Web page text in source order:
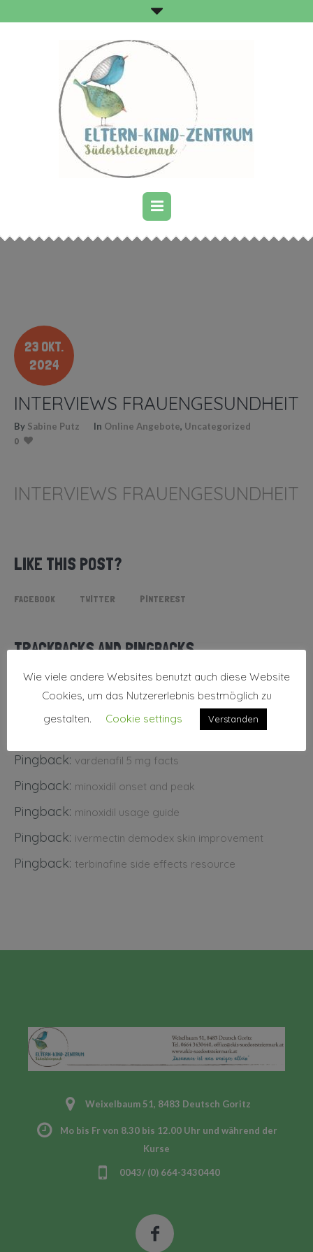
23 OKT.
2024
INTERVIEWS FRAUENGESUNDHEIT
By Sabine Putz In Online Angebote, Uncategorized
0
INTERVIEWS FRAUENGESUNDHEIT
LIKE THIS POST?
FACEBOOK TWITTER PINTEREST
TRACKBACKS AND PINGBACKS
Pingback:sinusitis ent overview
augmentin pharmacological overview
Pingback: vardenafil 5 mg facts
Pingback: minoxidil onset and peak
Pingback: minoxidil usage guide
Pingback: ivermectin demodex skin improvement
Pingback: terbinafine side effects resource
Weixelbaum 51, 8483 Deutsch Goritz
Mo bis Fr von 8.30 bis 12.00 Uhr und während der
Kurse
0043/ (0) 664-3430440
Wie viele andere Websites benutzt auch diese Website
Cookies, um das Nutzererlebnis bestmöglich zu
gestalten.
Cookie settings Verstanden